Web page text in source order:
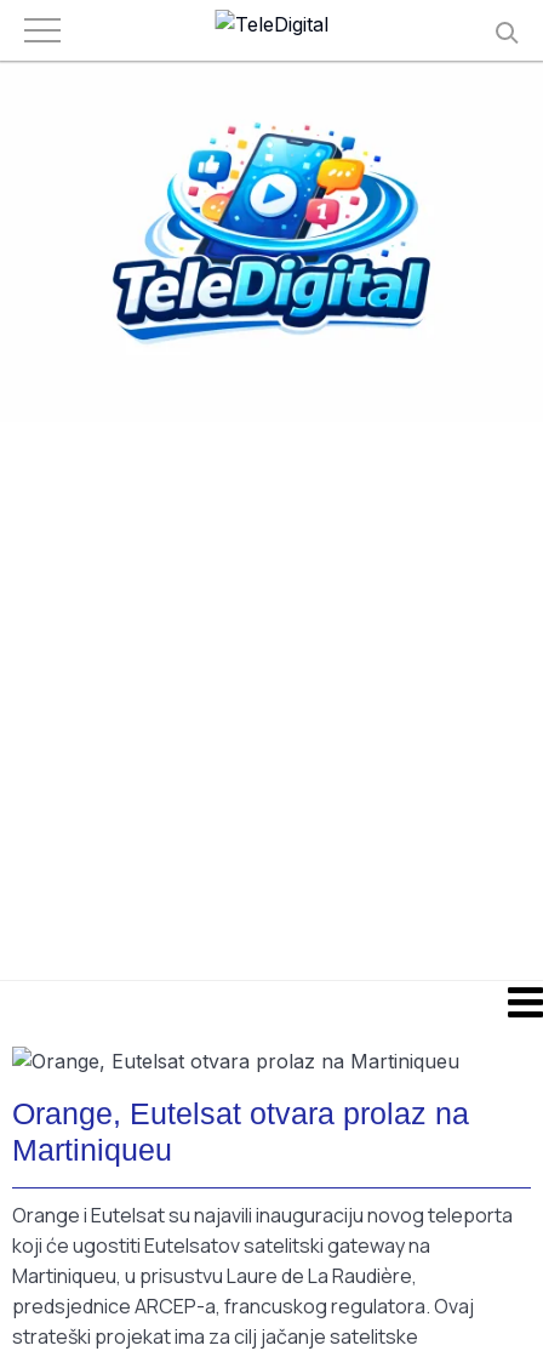
Orange, Eutelsat otvara prolaz na
Martiniqueu
Orange i Eutelsat su najavili inauguraciju novog teleporta
koji će ugostiti Eutelsatov satelitski gateway na
Martiniqueu, u prisustvu Laure de La Raudière,
predsjednice ARCEP-a, francuskog regulatora. Ovaj
strateški projekat ima za cilj jačanje satelitske